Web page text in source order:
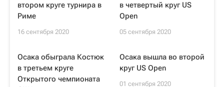
втором круге турнира в
Риме
16 сентября 2020
в четвертый круг US
Open
05 сентября 2020
Осака обыграла Костюк
в третьем круге
Открытого чемпионата
Осака вышла во второй
круг US Open
01 сентября 2020